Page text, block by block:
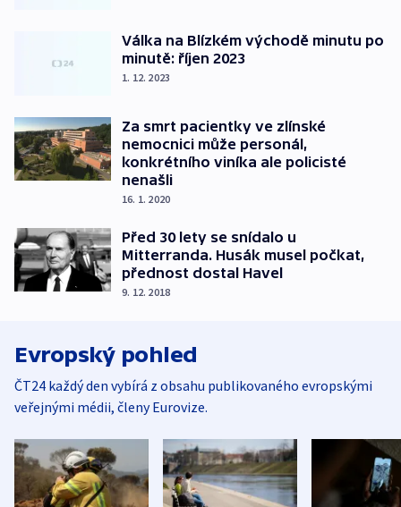
Válka na Blízkém východě minutu po
minutě: říjen 2023
1. 12. 2023
Za smrt pacientky ve zlínské
nemocnici může personál,
konkrétního viníka ale policisté
nenašli
16. 1. 2020
Před 30 lety se snídalo u
Mitterranda. Husák musel počkat,
přednost dostal Havel
9. 12. 2018
Evropský pohled
ČT24 každý den vybírá z obsahu publikovaného evropskými
veřejnými médii, členy Eurovize.